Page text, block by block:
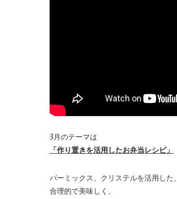
3月のテーマは
「作り置きを活用したお弁当レシピ」
バーミックス、クリステルを活用した、
合理的で美味しく、